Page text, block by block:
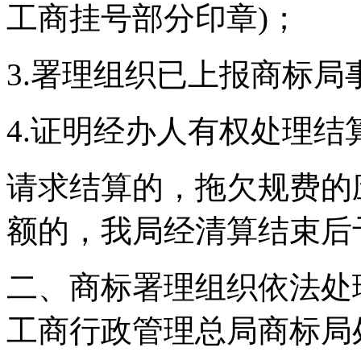
工商挂号部分印章)；
3.署理组织已上报商标局
4.证明经办人有权处理结
请求结算的，拖欠规费
额的，我局经清算结束
二、商标署理组织依法
工商行政管理总局商标